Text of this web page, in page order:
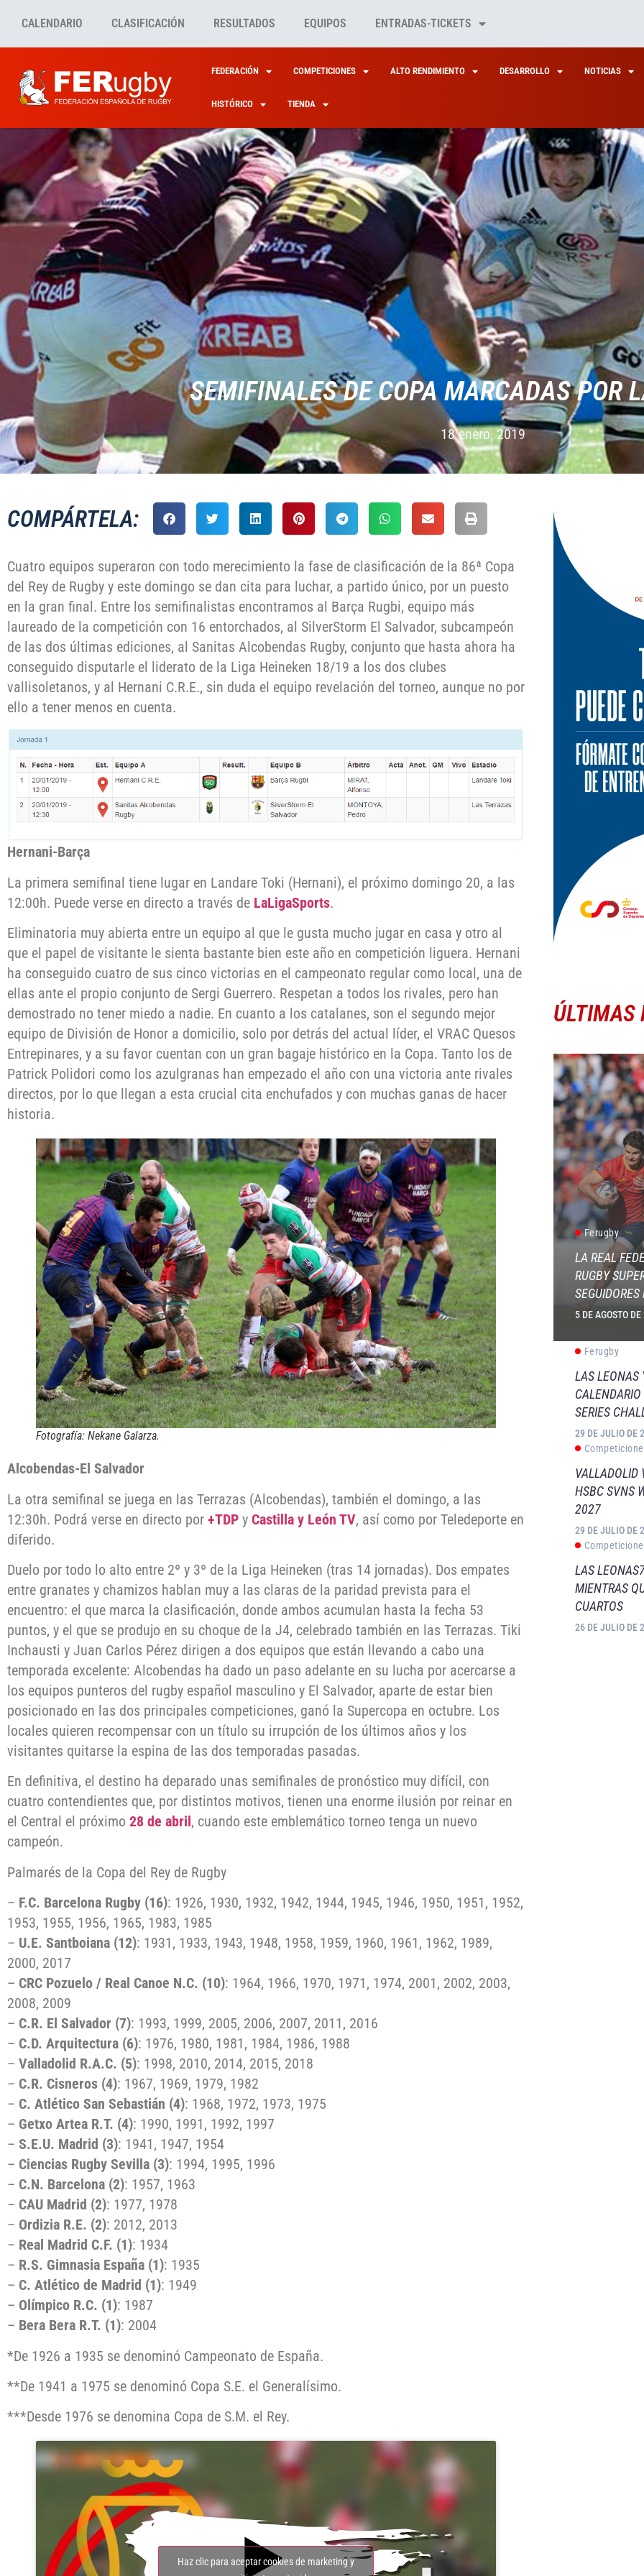
CALENDARIO CLASIFICACIÓN RESULTADOS EQUIPOS ENTRADAS-TICKETS
FEDERACIÓN COMPETICIONES ALTO RENDIMIENTO DESARROLLO NOTICIAS
HISTÓRICO TIENDA
SEMIFINALES DE COPA MARCADAS POR
18 enero, 2019
COMPÁRTELA:
Cuatro equipos superaron con todo merecimiento la fase de clasificación de la 86ª Copa
del Rey de Rugby y este domingo se dan cita para luchar, a partido único, por un puesto
en la gran final. Entre los semifinalistas encontramos al Barça Rugbi, equipo más
laureado de la competición con 16 entorchados, al SilverStorm El Salvador, subcampeón
de las dos últimas ediciones, al Sanitas Alcobendas Rugby, conjunto que hasta ahora ha
conseguido disputarle el liderato de la Liga Heineken 18/19 a los dos clubes
vallisoletanos, y al Hernani C.R.E., sin duda el equipo revelación del torneo, aunque no por
ello a tener menos en cuenta.
Hernani-Barça
La primera semifinal tiene lugar en Landare Toki (Hernani), el próximo domingo 20, a las
12:00h. Puede verse en directo a través de LaLigaSports.
Eliminatoria muy abierta entre un equipo al que le gusta mucho jugar en casa y otro al
que el papel de visitante le sienta bastante bien este año en competición liguera. Hernani
ha conseguido cuatro de sus cinco victorias en el campeonato regular como local, una de
ellas ante el propio conjunto de Sergi Guerrero. Respetan a todos los rivales, pero han
demostrado no tener miedo a nadie. En cuanto a los catalanes, son el segundo mejor
equipo de División de Honor a domicilio, solo por detrás del actual líder, el VRAC Quesos
Entrepinares, y a su favor cuentan con un gran bagaje histórico en la Copa. Tanto los de
Patrick Polidori como los azulgranas han empezado el año con una victoria ante rivales
directos, por lo que llegan a esta crucial cita enchufados y con muchas ganas de hacer
historia.
Fotografía: Nekane Galarza.
Alcobendas-El Salvador
La otra semifinal se juega en las Terrazas (Alcobendas), también el domingo, a las
12:30h. Podrá verse en directo por +TDP y Castilla y León TV, así como por Teledeporte en
diferido.
Duelo por todo lo alto entre 2º y 3º de la Liga Heineken (tras 14 jornadas). Dos empates
entre granates y chamizos hablan muy a las claras de la paridad prevista para el
encuentro: el que marca la clasificación, donde ambos acumulan hasta la fecha 53
puntos, y el que se produjo en su choque de la J4, celebrado también en las Terrazas. Tiki
Inchausti y Juan Carlos Pérez dirigen a dos equipos que están llevando a cabo una
temporada excelente: Alcobendas ha dado un paso adelante en su lucha por acercarse a
los equipos punteros del rugby español masculino y El Salvador, aparte de estar bien
posicionado en las dos principales competiciones, ganó la Supercopa en octubre. Los
locales quieren recompensar con un título su irrupción de los últimos años y los
visitantes quitarse la espina de las dos temporadas pasadas.
En definitiva, el destino ha deparado unas semifinales de pronóstico muy difícil, con
cuatro contendientes que, por distintos motivos, tienen una enorme ilusión por reinar en
el Central el próximo 28 de abril, cuando este emblemático torneo tenga un nuevo
campeón.
Palmarés de la Copa del Rey de Rugby
– F.C. Barcelona Rugby (16): 1926, 1930, 1932, 1942, 1944, 1945, 1946, 1950, 1951, 1952,
1953, 1955, 1956, 1965, 1983, 1985
– U.E. Santboiana (12): 1931, 1933, 1943, 1948, 1958, 1959, 1960, 1961, 1962, 1989,
2000, 2017
– CRC Pozuelo / Real Canoe N.C. (10): 1964, 1966, 1970, 1971, 1974, 2001, 2002, 2003,
2008, 2009
– C.R. El Salvador (7): 1993, 1999, 2005, 2006, 2007, 2011, 2016
– C.D. Arquitectura (6): 1976, 1980, 1981, 1984, 1986, 1988
– Valladolid R.A.C. (5): 1998, 2010, 2014, 2015, 2018
– C.R. Cisneros (4): 1967, 1969, 1979, 1982
– C. Atlético San Sebastián (4): 1968, 1972, 1973, 1975
– Getxo Artea R.T. (4): 1990, 1991, 1992, 1997
– S.E.U. Madrid (3): 1941, 1947, 1954
– Ciencias Rugby Sevilla (3): 1994, 1995, 1996
– C.N. Barcelona (2): 1957, 1963
– CAU Madrid (2): 1977, 1978
– Ordizia R.E. (2): 2012, 2013
– Real Madrid C.F. (1): 1934
– R.S. Gimnasia España (1): 1935
– C. Atlético de Madrid (1): 1949
– Olímpico R.C. (1): 1987
– Bera Bera R.T. (1): 2004
*De 1926 a 1935 se denominó Campeonato de España.
**De 1941 a 1975 se denominó Copa S.E. el Generalísimo.
***Desde 1976 se denomina Copa de S.M. el Rey.
Haz clic para aceptar cookies de marketing y
ÚLTIMAS
Ferugby
LA REAL
RUGBY
5 DE AGOSTO
Ferugby
LAS LEONAS
SERIES
29 DE JULIO DE
VALLADOLID
HSBC SVNS
2027
29 DE JULIO DE
LAS
MIENTRAS
CUARTOS
26 DE JULIO DE